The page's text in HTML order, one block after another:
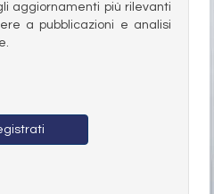
aggiornamenti più rilevanti
a pubblicazioni e analisi